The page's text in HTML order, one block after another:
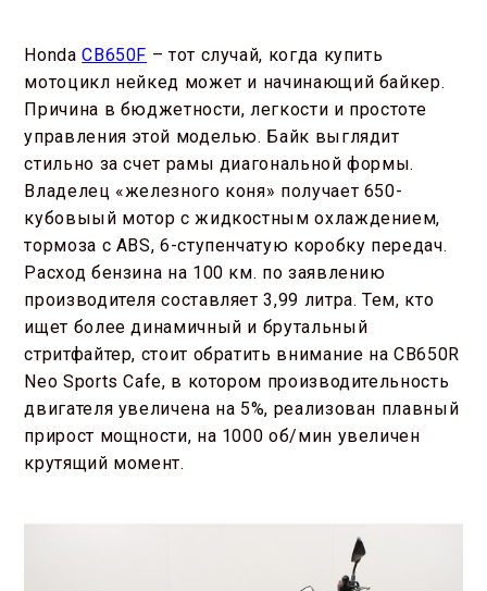
HondaCB650F – тот случай, когда купить
мотоцикл нейкед может и начинающий байкер.
Причина в бюджетности, легкости и простоте
управления этой моделью. Байк выглядит
стильно за счет рамы диагональной формы.
Владелец «железного коня» получает 650-
кубовыый мотор с жидкостным охлаждением,
тормоза с ABS, 6-ступенчатую коробку передач.
Расход бензина на 100 км. по заявлению
производителя составляет 3,99 литра. Тем, кто
ищет более динамичный и брутальный
стритфайтер, стоит обратить внимание на CB650R
Neo Sports Cafe, в котором производительность
двигателя увеличена на 5%, реализован плавный
прирост мощности, на 1000 об/мин увеличен
крутящий момент.